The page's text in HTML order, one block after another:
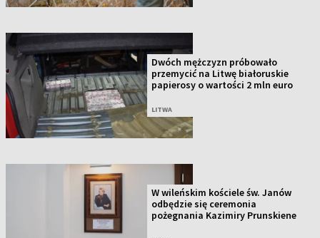
Dwóch mężczyzn próbowało
przemycić na Litwę białoruskie
papierosy o wartości 2 mln euro
LITWA
W wileńskim kościele św. Janów
odbędzie się ceremonia
pożegnania Kazimiry Prunskiene